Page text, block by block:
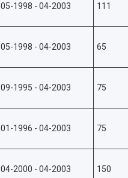
05-1998 - 04-2003 111
05-1998 - 04-2003 65
09-1995 - 04-2003 75
01-1996 - 04-2003 75
04-2000 - 04-2003 150